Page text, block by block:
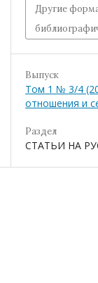
Другие
Выпуск
Том 1 № 3/4
отношения и
Раздел
СТАТЬИ НА